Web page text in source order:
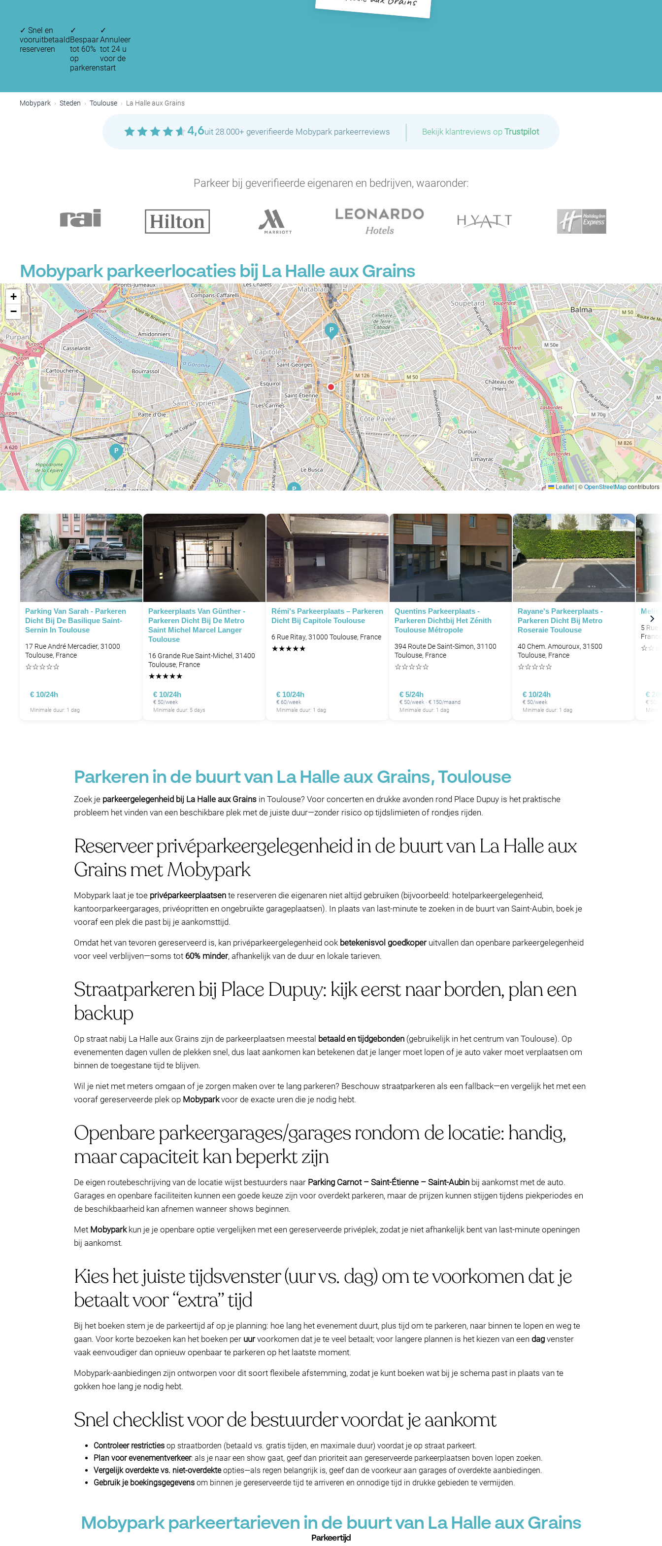
✓ Snel en
vooruitbetaald
reserveren
✓
Bespaar
tot 60%
op
parkeren
✓
Annuleer
tot 24 u
voor de
start
Mobypark Steden Toulouse La Halle aux Grains
4,6uit 28.000+ geverifieerde Mobypark parkeerreviews | Bekijk klantreviews op Trustpilot
Parkeer bij geverifieerde eigenaren en bedrijven, waaronder:
Mobypark parkeerlocaties bij La Halle aux Grains
P
P
P
P
P
+
−
Leaflet | ©OpenStreetMapcontributors
Parking Van Sarah - Parkeren
Dicht Bij De Basilique Saint-
Sernin In Toulouse
17 Rue André Mercadier, 31000
Toulouse, France
☆☆☆☆☆
€ 10/24h
Minimale duur: 1 dag
Parkeerplaats Van Günther -
Parkeren Dicht Bij De Metro
Saint Michel Marcel Langer
Toulouse
16 Grande Rue Saint-Michel, 31400
Toulouse, France
★★★★★
€ 10/24h
€ 50/week
Minimale duur: 5 days
Rémi's Parkeerplaats – Parkeren
Dicht Bij Capitole Toulouse
6 Rue Ritay, 31000 Toulouse, France
★★★★★
€ 10/24h
€ 60/week
Minimale duur: 1 dag
Quentins Parkeerplaats -
Parkeren Dichtbij Het Zénith
Toulouse Métropole
394 Route De Saint-Simon, 31100
Toulouse, France
☆☆☆☆☆
€ 5/24h
€ 50/week · € 150/maand
Minimale duur: 1 dag
Rayane's Parkeerplaats -
Parkeren Dicht Bij Metro
Roseraie Toulouse
40 Chem. Amouroux, 31500
Toulouse, France
☆☆☆☆☆
€ 10/24h
€ 50/week
Minimale duur: 1 dag
5 Rue
France
☆☆
€
€ 50/
Parkeren in de buurt van La Halle aux Grains, Toulouse
Zoek je parkeergelegenheid bij La Halle aux Grains in Toulouse? Voor concerten en drukke avonden rond Place Dupuy is het praktische
probleem het vinden van een beschikbare plek met de juiste duur—zonder risico op tijdslimieten of rondjes rijden.
Reserveer privéparkeergelegenheid in de buurt van La Halle aux
Grains met Mobypark
Mobypark laat je toe privéparkeerplaatsen te reserveren die eigenaren niet altijd gebruiken (bijvoorbeeld: hotelparkeergelegenheid,
kantoorparkeergarages, privéopritten en ongebruikte garageplaatsen). In plaats van last-minute te zoeken in de buurt van Saint-Aubin, boek je
vooraf een plek die past bij je aankomsttijd.
Omdat het van tevoren gereserveerd is, kan privéparkeergelegenheid ook betekenisvol goedkoperuitvallen dan openbare parkeergelegenheid
voor veel verblijven—soms tot 60% minder, afhankelijk van de duur en lokale tarieven.
Straatparkeren bij Place Dupuy: kijk eerst naar borden, plan een
backup
Op straat nabij La Halle aux Grains zijn de parkeerplaatsen meestal betaald en tijdgebonden (gebruikelijk in het centrum van Toulouse). Op
evenementen dagen vullen de plekken snel, dus laat aankomen kan betekenen dat je langer moet lopen of je auto vaker moet verplaatsen om
binnen de toegestane tijd te blijven.
Wil je niet met meters omgaan of je zorgen maken over te lang parkeren? Beschouw straatparkeren als een fallback—en vergelijk het met een
vooraf gereserveerde plek op Mobyparkvoor de exacte uren die je nodig hebt.
Openbare parkeergarages/garages rondom de locatie: handig,
maar capaciteit kan beperkt zijn
De eigen routebeschrijving van de locatie wijst bestuurders naar Parking Carnot – Saint-Étienne – Saint-Aubin bij aankomst met de auto.
Garages en openbare faciliteiten kunnen een goede keuze zijn voor overdekt parkeren, maar de prijzen kunnen stijgen tijdens piekperiodes en
de beschikbaarheid kan afnemen wanneer shows beginnen.
Met Mobyparkkun je je openbare optie vergelijken met een gereserveerde privéplek, zodat je niet afhankelijk bent van last-minute openingen
bij aankomst.
Kies het juiste tijdsvenster (uur vs. dag) om te voorkomen dat je
betaalt voor “extra” tijd
Bij het boeken stem je de parkeertijd af op je planning: hoe lang het evenement duurt, plus tijd om te parkeren, naar binnen te lopen en weg te
gaan. Voor korte bezoeken kan het boeken per uurvoorkomen dat je te veel betaalt; voor langere plannen is het kiezen van een dag venster
vaak eenvoudiger dan opnieuw openbaar te parkeren op het laatste moment.
Mobypark-aanbiedingen zijn ontworpen voor dit soort flexibele afstemming, zodat je kunt boeken wat bij je schema past in plaats van te
gokken hoe lang je nodig hebt.
Snel checklist voor de bestuurder voordat je aankomt
Controleer restricties op straatborden (betaald vs. gratis tijden, en maximale duur) voordat je op straat parkeert.
Plan voor evenementverkeer: als je naar een show gaat, geef dan prioriteit aan gereserveerde parkeerplaatsen boven lopen zoeken.
Vergelijk overdekte vs. niet-overdekteopties—als regen belangrijk is, geef dan de voorkeur aan garages of overdekte aanbiedingen.
Gebruik je boekingsgegevens om binnen je gereserveerde tijd te arriveren en onnodige tijd in drukke gebieden te vermijden.
Mobypark parkeertarieven in de buurt van La Halle aux Grains
Parkeertijd